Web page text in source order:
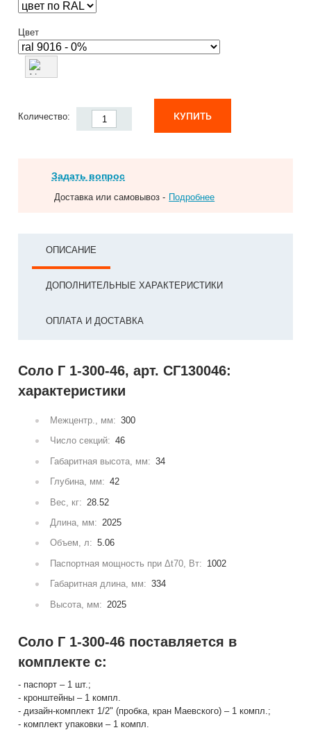
Цвет
Количество: КУПИТЬ
Задать вопрос
Доставка или самовывоз - Подробнее
ОПИСАНИЕ
ДОПОЛНИТЕЛЬНЫЕ ХАРАКТЕРИСТИКИ
ОПЛАТА И ДОСТАВКА
Соло Г 1-300-46, арт. СГ130046:
характеристики
Межцентр., мм: 300
Число секций: 46
Габаритная высота, мм: 34
Глубина, мм: 42
Вес, кг: 28.52
Длина, мм: 2025
Объем, л: 5.06
Паспортная мощность при Δt70, Вт: 1002
Габаритная длина, мм: 334
Высота, мм: 2025
Соло Г 1-300-46 поставляется в
комплекте с:
- паспорт – 1 шт.;
- кронштейны – 1 компл.
- дизайн-комплект 1/2" (пробка, кран Маевского) – 1 компл.;
- комплект упаковки – 1 компл.